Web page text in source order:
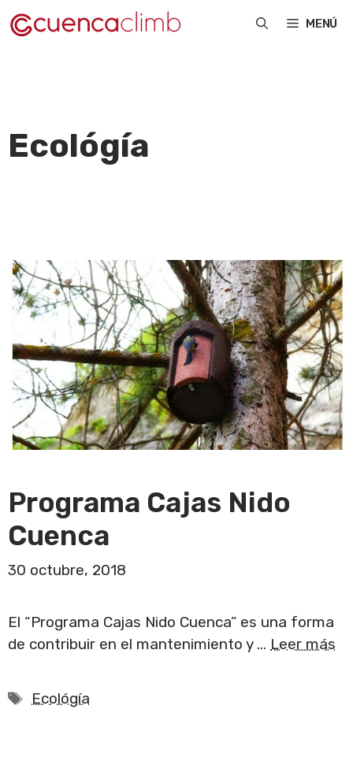
Saltar
al
MENÚ
Ecológía
Programa Cajas Nido
Cuenca
30 octubre, 2018
El “Programa Cajas Nido Cuenca” es una forma
de contribuir en el mantenimiento y … Leer más
Etiquetas
Ecológía